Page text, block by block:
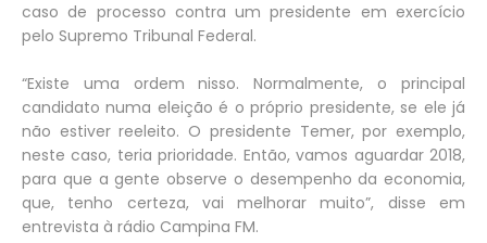
caso de processo contra um presidente em exercício
pelo Supremo Tribunal Federal.
“Existe uma ordem nisso. Normalmente, o principal
candidato numa eleição é o próprio presidente, se ele já
não estiver reeleito. O presidente Temer, por exemplo,
neste caso, teria prioridade. Então, vamos aguardar 2018,
para que a gente observe o desempenho da economia,
que, tenho certeza, vai melhorar muito”, disse em
entrevista à rádio Campina FM.